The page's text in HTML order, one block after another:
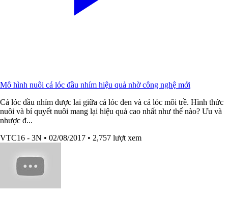
Mô hình nuôi cá lóc đầu nhím hiệu quả nhờ công nghệ mới
Cá lóc đầu nhím được lai giữa cá lóc đen và cá lóc môi trề. Hình thức
nuôi và bí quyết nuôi mang lại hiệu quả cao nhất như thế nào? Ưu và
nhược đ...
VTC16 - 3N • 02/08/2017 • 2,757 lượt xem